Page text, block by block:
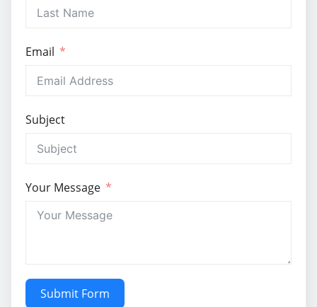
Email
Subject
Your Message
Submit Form